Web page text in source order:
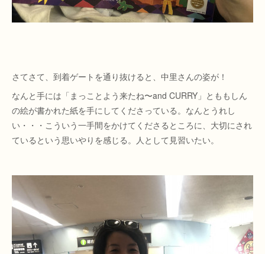
さてさて、到着ゲートを通り抜けると、中里さんの姿が！
なんと手には「まっことよう来たね〜and CURRY」とももしん
の絵が書かれた紙を手にしてくださっている。なんとうれし
い・・・こういう一手間をかけてくださるところに、大切にされ
ているという思いやりを感じる。人として見習いたい。